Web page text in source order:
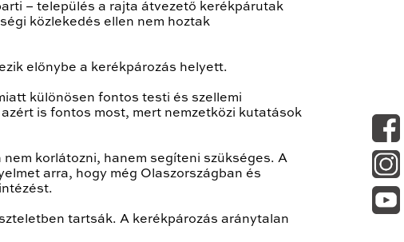
– település a rajta átvezető kerékpárutak
közlekedés ellen nem hoztak
előnybe a kerékpározás helyett.
különösen fontos testi és szellemi
is fontos most, mert nemzetközi kutatások
korlátozni, hanem segíteni szükséges. A
arra, hogy még Olaszországban és
tartsák. A kerékpározás aránytalan